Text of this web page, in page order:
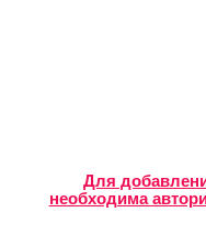
Для
необходима